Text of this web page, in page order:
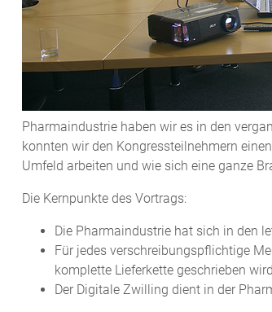
Pharmaindustrie haben wir es in den
konnten wir den Kongressteilnehmern
Umfeld arbeiten und wie sich eine ganze
Die Kernpunkte des Vortrags:
Die Pharmaindustrie hat sich in den
Für jedes verschreibungspflichtige
komplette Lieferkette geschrieben
Der Digitale Zwilling dient in der